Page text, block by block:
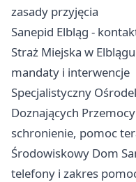
zasady przyjęcia
Sanepid Elbląg -
Straż Miejska w
mandaty i interwencje
Specjalistyczny
Doznających
schronienie, pomoc
Środowiskowy Dom
telefony i zakres